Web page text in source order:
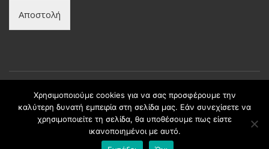
Αποστολή
Copyright © intax.gr All Rights Reserved. | Developed by
Best Cybernetics
Χρησιμοποιούμε cookies για να σας προσφέρουμε την
καλύτερη δυνατή εμπειρία στη σελίδα μας. Εάν συνεχίσετε να
χρησιμοποιείτε τη σελίδα, θα υποθέσουμε πως είστε
ικανοποιημένοι με αυτό.